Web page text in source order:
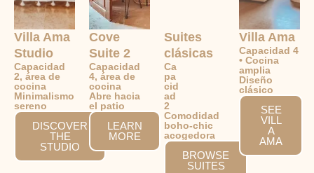
Villa Ama
Studio
Capacidad
2, área de
cocina
Minimalismo
sereno
DISCOVER
THE
STUDIO
Cove
Suite 2
Capacidad
4, área de
cocina
Abre hacia
el patio
LEARN
MORE
Suites
clásicas
Ca
pa
cid
ad
2
Comodidad
boho-chic
acogedora
BROWSE
SUITES
Villa Ama
Capacidad 4
• Cocina
amplia
Diseño
clásico
SEE
VILL
A
AMA